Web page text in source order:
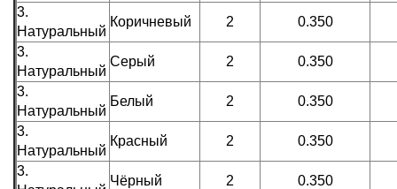
3.
Натуральный
Коричневый 2
0.350
3.
Натуральный
Серый 2
0.350
3.
Натуральный
Белый 2
0.350
3.
Натуральный
Красный 2
0.350
3.
Чёрный 2
0.350